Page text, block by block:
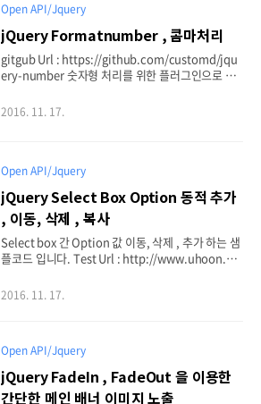
Open API/Jquery
jQuery Formatnumber , 콤마처리
gitgub Url : https://github.com/customd/jqu
ery-number 숫자형 처리를 위한 플러그인으로 주
r( 5020.2364 ); // Outputs 5,020 소수점 둘째 자
2016. 11. 17.
Open API/Jquery
jQuery Select Box Option 동적 추가
, 이동, 삭제 , 복사
Select box 간 Option 값 이동, 삭제 , 추가 하는 샘
플코드 입니다. Test Url : http://www.uhoon.co.
2016. 11. 17.
Open API/Jquery
jQuery FadeIn , FadeOut 을 이용한
간단한 메인 배너 이미지 노출